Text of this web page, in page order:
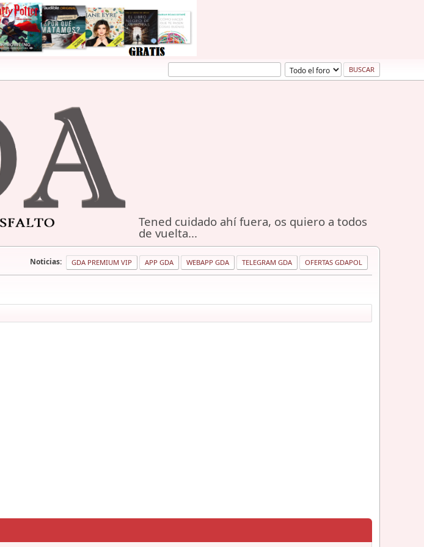
Tened cuidado ahí fuera, os quiero a todos
de vuelta...
Noticias: GDA PREMIUM VIP APP GDA WEBAPP GDA TELEGRAM GDA OFERTAS GDAPOL